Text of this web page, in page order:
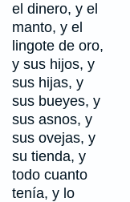
el dinero, y el
manto, y el
lingote de oro,
y sus hijos, y
sus hijas, y
sus bueyes, y
sus asnos, y
sus ovejas, y
su tienda, y
todo cuanto
tenía, y lo